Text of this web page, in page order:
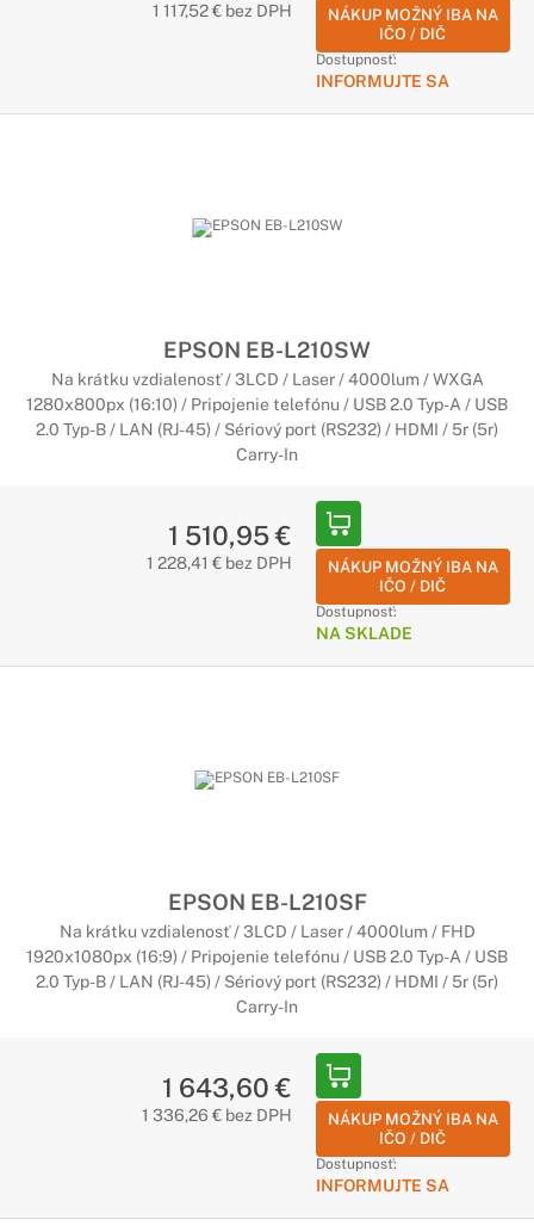
1 117,52 € bez DPH
NÁKUP MOŽNÝ IBA NA
IČO / DIČ
Dostupnosť:
INFORMUJTE SA
EPSON EB-L210SW
Na krátku vzdialenosť / 3LCD / Laser / 4000lum / WXGA
1280x800px (16:10) / Pripojenie telefónu / USB 2.0 Typ-A / USB
2.0 Typ-B / LAN (RJ-45) / Sériový port (RS232) / HDMI / 5r (5r)
Carry-In
1 510,95 €
1 228,41 € bez DPH
NÁKUP MOŽNÝ IBA NA
IČO / DIČ
Dostupnosť:
NA SKLADE
EPSON EB-L210SF
Na krátku vzdialenosť / 3LCD / Laser / 4000lum / FHD
1920x1080px (16:9) / Pripojenie telefónu / USB 2.0 Typ-A / USB
2.0 Typ-B / LAN (RJ-45) / Sériový port (RS232) / HDMI / 5r (5r)
Carry-In
1 643,60 €
1 336,26 € bez DPH
NÁKUP MOŽNÝ IBA NA
IČO / DIČ
Dostupnosť:
INFORMUJTE SA